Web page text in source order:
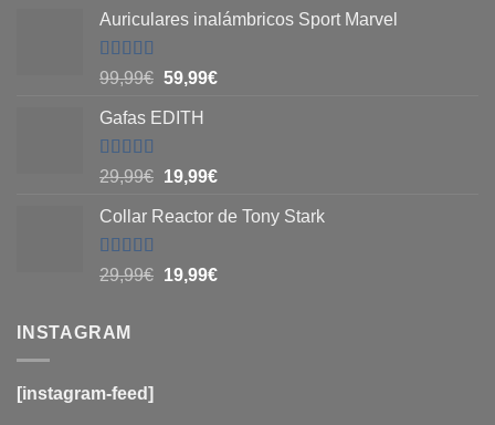
Auriculares inalámbricos Sport Marvel
Valorado
con
5
99,99€ 59,99€
Gafas EDITH
Valorado
con
5
29,99€ 19,99€
Collar Reactor de Tony Stark
Valorado
con
29,99€ 19,99€
INSTAGRAM
[instagram-feed]